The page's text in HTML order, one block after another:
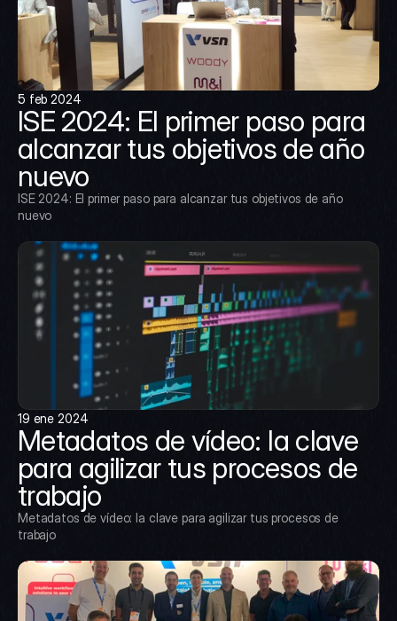
5 feb 2024
ISE 2024: El primer paso para
alcanzar tus objetivos de año
nuevo
ISE 2024: El primer paso para alcanzar tus objetivos de año
nuevo
19 ene 2024
Metadatos de vídeo: la clave
para agilizar tus procesos de
trabajo
Metadatos de vídeo: la clave para agilizar tus procesos de
trabajo